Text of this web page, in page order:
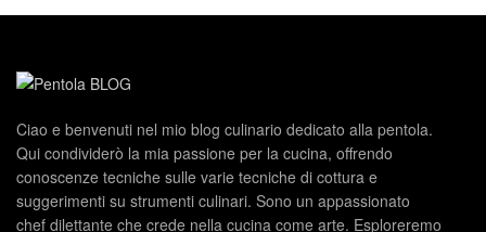
Ciao e benvenuti nel mio blog culinario dedicato alla pentola.
Qui condividerò la mia passione per la cucina, offrendo
conoscenze tecniche sulle varie tecniche di cottura e
suggerimenti su strumenti culinari. Sono un appassionato
chef dilettante che crede nella cucina come arte. Esploreremo